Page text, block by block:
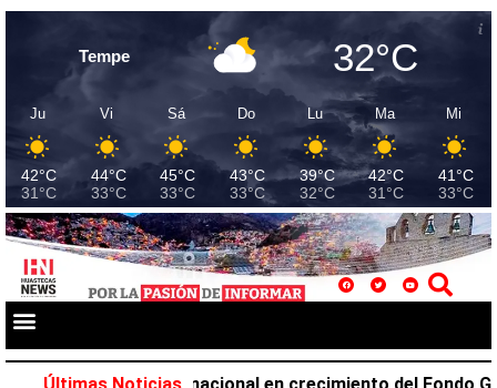
Tempe 32°C
Ju
42°C
31°C
Vi
44°C
33°C
Sá
45°C
33°C
Do
43°C
33°C
Lu
39°C
32°C
Ma
42°C
31°C
Mi
41°C
33°C